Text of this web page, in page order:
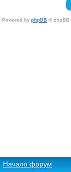
Powered by phpBB © phpBB
Начало форум